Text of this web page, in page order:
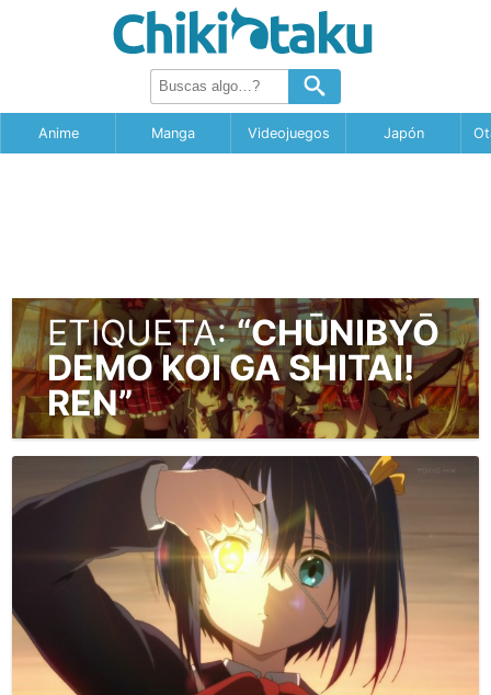
Anime Manga Videojuegos Japón
ETIQUETA:“CHŪNIBYŌ
DEMO KOI GA SHITAI!
REN”